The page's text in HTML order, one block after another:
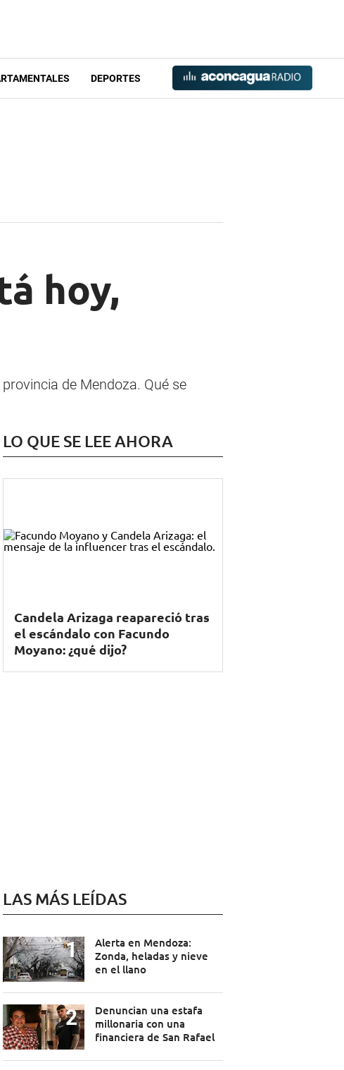
DEPORTES
hoy,
de Mendoza. Qué se
LO QUE SE LEE AHORA
Candela Arizaga reapareció tras
el escándalo con Facundo
Moyano: ¿qué dijo?
LAS MÁS LEÍDAS
Alerta en Mendoza:
Zonda, heladas y nieve
en el llano
Denuncian una estafa
millonaria con una
financiera de San Rafael